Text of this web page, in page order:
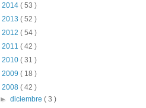
2014 ( 53 )
2013 ( 52 )
2012 ( 54 )
2011 ( 42 )
2010 ( 31 )
2009 ( 18 )
2008 ( 42 )
►diciembre( 3 )